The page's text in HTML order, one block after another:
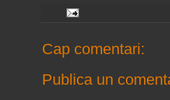
Cap comentari:
Publica un